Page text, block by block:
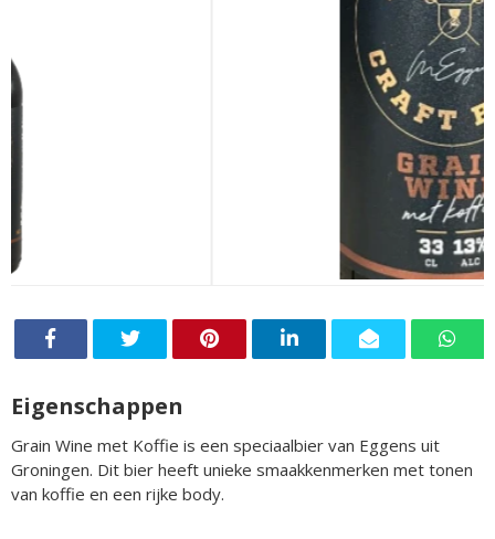
Eigenschappen
Grain Wine met Koffie is een speciaalbier van Eggens uit
Groningen. Dit bier heeft unieke smaakkenmerken met tonen
van koffie en een rijke body.